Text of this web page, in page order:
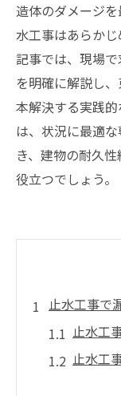
造体のダメージ
水工事はあらか
記事では、現場
を明確に解説し
本解決する実践
は、状況に最適
き、建物の耐久
役立つでしょう。
止水工事で
止水工
止水工
雨漏り